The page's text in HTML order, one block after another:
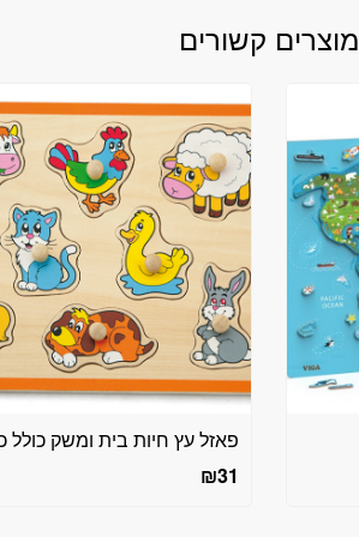
מוצרים קשורים
פאזל עץ חיות בית ומשק כולל
₪31